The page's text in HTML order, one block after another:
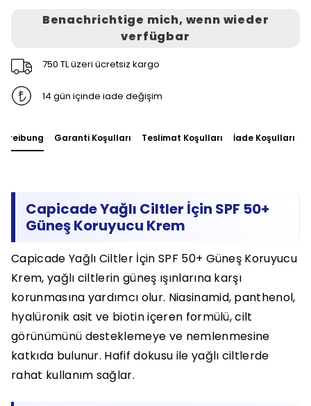
Benachrichtige mich, wenn wieder
verfügbar
750 TL üzeri ücretsiz kargo
14 gün içinde iade değişim
Garanti Koşulları Teslimat Koşulları İade Koşulları
Capicade Yağlı Ciltler İçin SPF 50+
Güneş Koruyucu Krem
Capicade Yağlı Ciltler İçin SPF 50+ Güneş Koruyucu
Krem, yağlı ciltlerin güneş ışınlarına karşı
korunmasına yardımcı olur. Niasinamid, panthenol,
hyalüronik asit ve biotin içeren formülü, cilt
görünümünü desteklemeye ve nemlenmesine
katkıda bulunur. Hafif dokusu ile yağlı ciltlerde
rahat kullanım sağlar.